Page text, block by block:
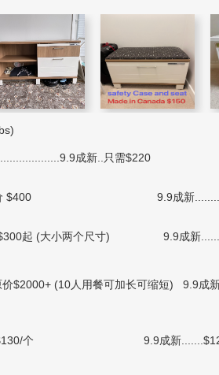
成新..只需$220
原价 $400 9.9成新..........只
$300起 (大小两个尺寸) 9.9成新
$2000+ (10人用餐可加长可缩短) 9.9成
原价$130/个 9.9成新.......$120/